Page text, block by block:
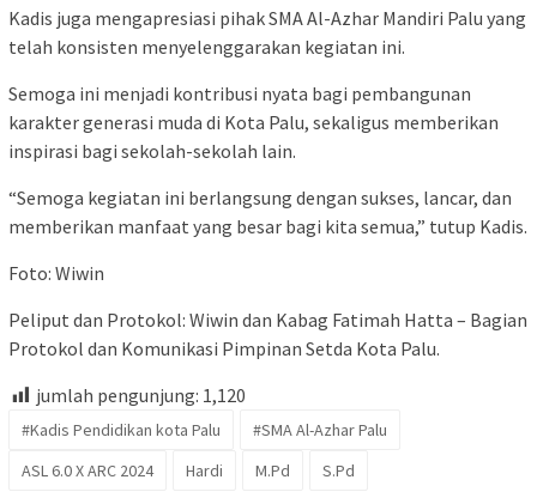
Kadis juga mengapresiasi pihak SMA Al-Azhar Mandiri Palu yang
telah konsisten menyelenggarakan kegiatan ini.
Semoga ini menjadi kontribusi nyata bagi pembangunan
karakter generasi muda di Kota Palu, sekaligus memberikan
inspirasi bagi sekolah-sekolah lain.
“Semoga kegiatan ini berlangsung dengan sukses, lancar, dan
memberikan manfaat yang besar bagi kita semua,” tutup Kadis.
Foto: Wiwin
Peliput dan Protokol: Wiwin dan Kabag Fatimah Hatta – Bagian
Protokol dan Komunikasi Pimpinan Setda Kota Palu.
jumlah pengunjung: 1,120
#Kadis Pendidikan kota Palu
#SMA Al-Azhar Palu
ASL 6.0 X ARC 2024
Hardi M.Pd S.Pd